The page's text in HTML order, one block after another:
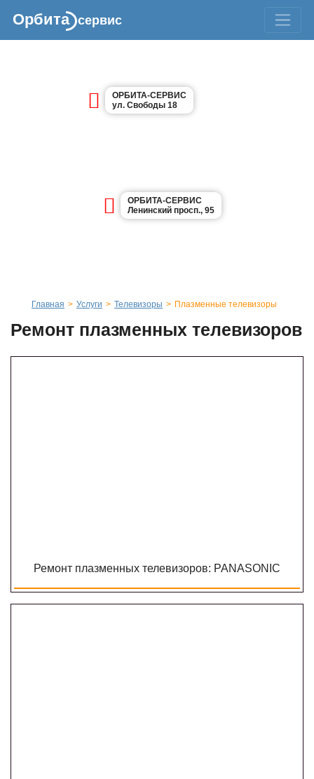
Орбита сервис
ОРБИТА-СЕРВИС
Ленинский просп., 95
ОРБИТА-СЕРВИС
ул. Свободы 18
Главная > Услуги > Телевизоры > Плазменные телевизоры
Ремонт плазменных телевизоров
Ремонт плазменных телевизоров: PANASONIC